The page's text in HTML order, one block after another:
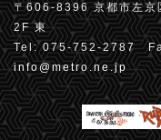
〒606-8396 京都市左京
2F 東
Tel: 075-752-2787
info@metro.ne.jp